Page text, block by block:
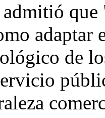
que
adaptar
de